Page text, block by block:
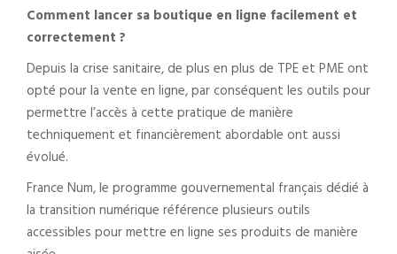
Comment lancer sa boutique en ligne facilement et
correctement ?
Depuis la crise sanitaire, de plus en plus de TPE et PME ont
opté pour la vente en ligne, par conséquent les outils pour
permettre l’accès à cette pratique de manière
techniquement et financièrement abordable ont aussi
évolué.
France Num, le programme gouvernemental français dédié à
la transition numérique référence plusieurs outils
accessibles pour mettre en ligne ses produits de manière